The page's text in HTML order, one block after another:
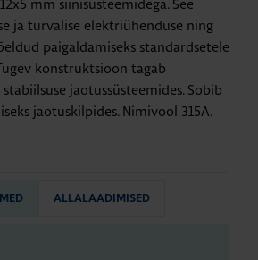
mm siinisüsteemidega. See
ja turvalise elektriühenduse ning
paigaldamiseks standardsetele
konstruktsioon tagab
jaotussüsteemides. Sobib
jaotuskilpides. Nimivool 315A.
ALLALAADIMISED